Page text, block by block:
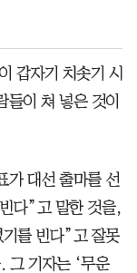
갑자기 치솟기 시
들이 쳐 넣은 것이
가 대선 출마를 선
다”고 말한 것을,
를 빈다”고 잘못
그 기자는 ‘무운